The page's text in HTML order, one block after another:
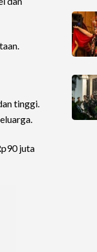
tinggi.
juta